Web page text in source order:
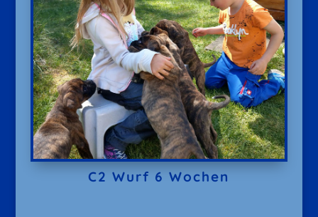
C2 Wurf 6 Wochen